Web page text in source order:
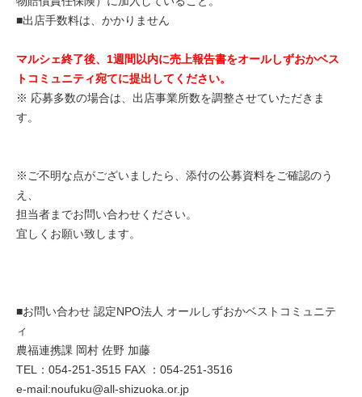
■出店手数料は、かかりません
マルシェ終了後、1週間以内に売上報告書をオールしずおかベス
トコミュニティ宛てに提出してください。
※ 応募多数の場合は、出店事業所数を調整させていただきま
す。
※ご不明な点がございましたら、添付の公募資料をご確認のう
え、
担当者までお問い合わせください。
宜しくお願い致します。
■お問い合わせ 認定NPO法人 オールしずおかベストコミュニテ
ィ
農福連携課 岡村 佐野 加藤
TEL：054-251-3515 FAX ：054-251-3516
e-mail:noufuku@all-shizuoka.or.jp